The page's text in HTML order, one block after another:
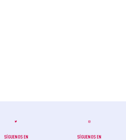
SÍGUENOS EN SÍGUENOS EN